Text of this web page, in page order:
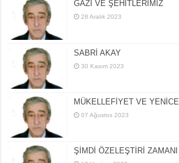
GAZİ VE ŞEHİTLERİMİZ
28 Aralık 2023
SABRİ AKAY
30 Kasım 2023
MÜKELLEFİYET VE YENİCE
07 Ağustos 2023
ŞİMDİ ÖZELEŞTİRİ ZAMANI